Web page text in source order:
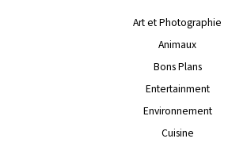
Art et Photographie
Animaux
Bons Plans
Entertainment
Environnement
Cuisine